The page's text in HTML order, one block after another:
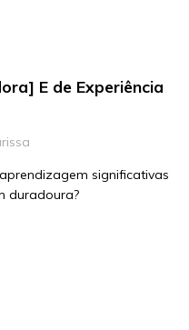
E de Experiência
significativas
duradoura?